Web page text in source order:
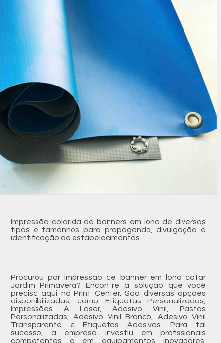
Impressão colorida de banners em lona de diversos
tipos e tamanhos para propaganda, divulgação e
identificação de estabelecimentos.
Procurou por impressão de banner em lona cotar
Jardim Primavera? Encontre a solução que você
precisa aqui na Print Center. São diversas opções
disponibilizadas, como Etiquetas Personalizadas,
Impressões A Laser, Adesivo Vinil, Pastas
Personalizadas, Adesivo Vinil Branco, Adesivo Vinil
Transparente e Etiquetas Adesivas. Para tal
sucesso, a empresa investiu em profissionais
competentes e em equipamentos inovadores.